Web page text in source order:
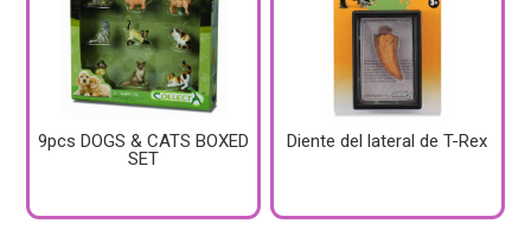
9pcs DOGS & CATS BOXED
SET
Diente del lateral de T-Rex